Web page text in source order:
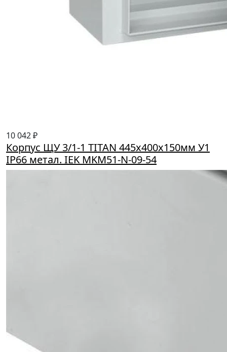
10 042 ₽
Корпус ЩУ 3/1-1 TITAN 445х400х150мм У1
IP66 метал. IEK MKM51-N-09-54